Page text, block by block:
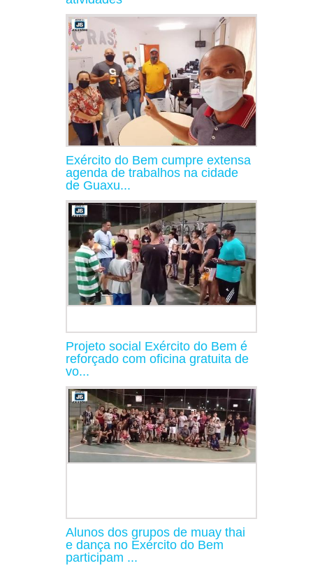
Exército do Bem cumpre extensa
agenda de trabalhos na cidade
de Guaxu...
Projeto social Exército do Bem é
reforçado com oficina gratuita de
vo...
Alunos dos grupos de muay thai
e dança no Exército do Bem
participam ...